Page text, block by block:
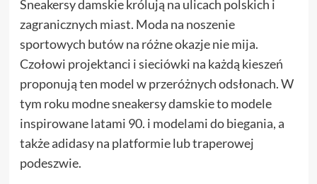
Sneakersy damskie królują na ulicach polskich i
zagranicznych miast. Moda na noszenie
sportowych butów na różne okazje nie mija.
Czołowi projektanci i sieciówki na każdą kieszeń
proponują ten model w przeróżnych odsłonach. W
tym roku modne sneakersy damskie to modele
inspirowane latami 90. i modelami do biegania, a
także adidasy na platformie lub traperowej
podeszwie.